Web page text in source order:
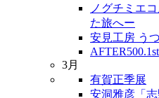
ノグチミエ
た旅へー
安見工房 う
AFTER500.1st
3月
有賀正季展
安洞雅彦「志